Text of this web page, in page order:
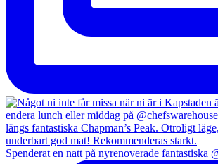
Spenderat en natt på nyrenoverade fantastiska